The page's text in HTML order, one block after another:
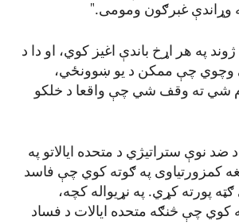
وړاندې غبرګون ومومی."
په هر اړخ باندې اغیز کوي، او دا د
وچوي چې ممکن د یو ښوونځي،
شي ته وقف شي چې واقعا د خلکو
نوې ستراتیژي د متحده ایالاتو په
کمزورتیاوی په ګوته کوي چې فاسد
پورته کړي. په نړیواله کچه،
کوي چې څنګه متحده ایالات د فساد